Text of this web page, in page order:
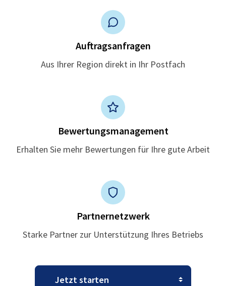
Auftragsanfragen
Aus Ihrer Region direkt in Ihr Postfach
Bewertungsmanagement
Erhalten Sie mehr Bewertungen für Ihre gute Arbeit
Partnernetzwerk
Starke Partner zur Unterstützung Ihres Betriebs